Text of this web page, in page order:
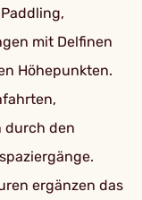
mit Delfinen
Höhepunkten.
durch den
ergänzen das